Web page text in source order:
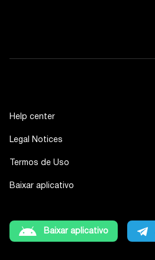
Help center
Legal Notices
Termos de Uso
Baixar aplicativo
Baixar aplicativo